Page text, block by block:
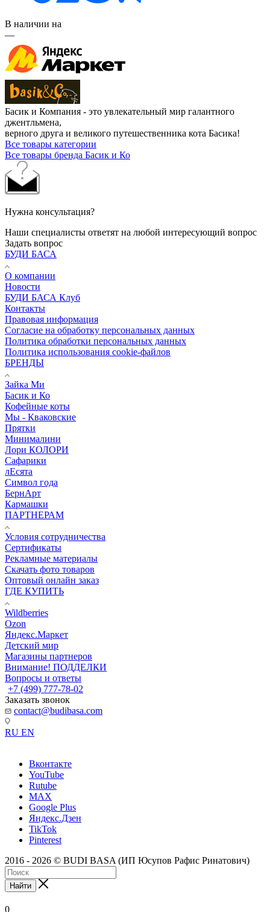
В наличии на
—
Басик и Компания - это увлекательный мир галантного
джентльмена,
верного друга и великого путешественника кота Басика!
Все товары категории
Все товары бренда Басик и Ко
Нужна консультация?
Наши специалисты ответят на любой интересующий вопрос
Задать вопрос
БУДИ БАСА
О компании
Новости
БУДИ БАСА Клуб
Контакты
Правовая информация
Согласие на обработку персональных данных
Политика обработки персональных данных
Политика использования cookie-файлов
БРЕНДЫ
Зайка Ми
Басик и Ко
Кофейные коты
Мы - Кваковские
Прятки
Минималини
Лори КОЛОРИ
Сафарики
лЕсята
Символ года
БернАрт
Кармашки
ПАРТНЕРАМ
Условия сотрудничества
Сертификаты
Рекламные материалы
Скачать фото товаров
Оптовый онлайн заказ
ГДЕ КУПИТЬ
Wildberries
Ozon
Яндекс.Маркет
Детский мир
Магазины партнеров
Внимание! ПОДДЕЛКИ
Вопросы и ответы
+7 (499) 777-78-02
Заказать звонок
contact@budibasa.com
RU EN
Вконтакте
YouTube
Rutube
MAX
Google Plus
Яндекс.Дзен
TikTok
Pinterest
2016 - 2026 © BUDI BASA (ИП Юсупов Рафис Ринатович)
Найти
0